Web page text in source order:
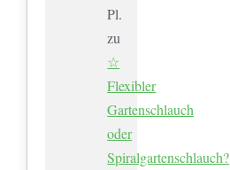
Pl.
zu
☆
Flexibler
Gartenschlauch
oder
Spiralgartenschlauch?